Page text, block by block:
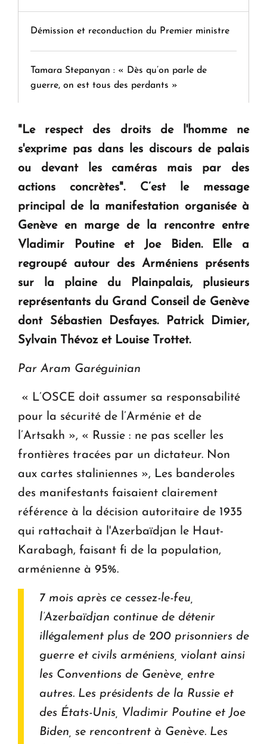
Démission et reconduction du Premier ministre
Tamara Stepanyan : « Dès qu’on parle de
guerre, on est tous des perdants »
" Tant qu'il n'existe pas d'alternative concrète, la
KASA : 30 ans d'audace, de résilience et d'avenir
en Arménie
Le premier hôtel Hyatt Regency d'Arménie
ouvrira ses portes à Dilijan
"Le respect des droits de l'homme ne
s'exprime pas dans les discours de palais
ou devant les caméras mais par des
actions concrètes". C’est le message
principal de la manifestation organisée à
Genève en marge de la rencontre entre
Vladimir Poutine et Joe Biden. Elle a
regroupé autour des Arméniens présents
sur la plaine du Plainpalais, plusieurs
représentants du Grand Conseil de Genève
dont Sébastien Desfayes. Patrick Dimier,
Sylvain Thévoz et Louise Trottet.
Par Aram Garéguinian
« L’OSCE doit assumer sa responsabilité
pour la sécurité de l’Arménie et de
l’Artsakh », « Russie : ne pas sceller les
frontières tracées par un dictateur. Non
aux cartes staliniennes », Les banderoles
des manifestants faisaient clairement
référence à la décision autoritaire de 1935
qui rattachait à l'Azerbaïdjan le Haut-
Karabagh, faisant fi de la population,
arménienne à 95%.
7 mois après ce cessez-le-feu,
l’Azerbaïdjan continue de détenir
illégalement plus de 200 prisonniers de
guerre et civils arméniens, violant ainsi
les Conventions de Genève, entre
autres. Les présidents de la Russie et
des États-Unis, Vladimir Poutine et Joe
Biden, se rencontrent à Genève. Les